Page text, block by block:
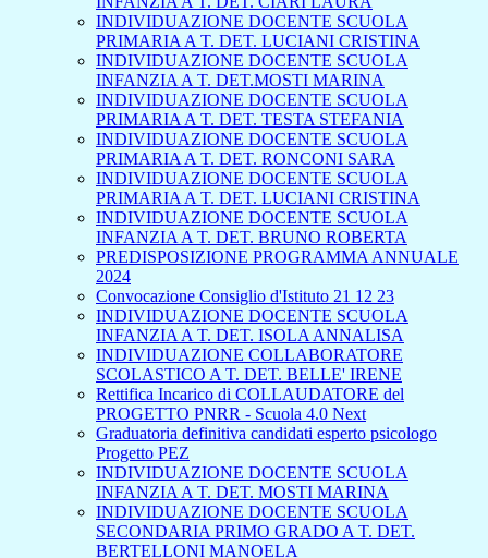
INDIVIDUAZIONE DOCENTE SCUOLA
PRIMARIA A T. DET. LUCIANI CRISTINA
INDIVIDUAZIONE DOCENTE SCUOLA
INFANZIA A T. DET.MOSTI MARINA
INDIVIDUAZIONE DOCENTE SCUOLA
PRIMARIA A T. DET. TESTA STEFANIA
INDIVIDUAZIONE DOCENTE SCUOLA
PRIMARIA A T. DET. RONCONI SARA
INDIVIDUAZIONE DOCENTE SCUOLA
PRIMARIA A T. DET. LUCIANI CRISTINA
INDIVIDUAZIONE DOCENTE SCUOLA
INFANZIA A T. DET. BRUNO ROBERTA
PREDISPOSIZIONE PROGRAMMA ANNUALE
2024
Convocazione Consiglio d'Istituto 21 12 23
INDIVIDUAZIONE DOCENTE SCUOLA
INFANZIA A T. DET. ISOLA ANNALISA
INDIVIDUAZIONE COLLABORATORE
SCOLASTICO A T. DET. BELLE' IRENE
Rettifica Incarico di COLLAUDATORE del
PROGETTO PNRR - Scuola 4.0 Next
Graduatoria definitiva candidati esperto psicologo
Progetto PEZ
INDIVIDUAZIONE DOCENTE SCUOLA
INFANZIA A T. DET. MOSTI MARINA
INDIVIDUAZIONE DOCENTE SCUOLA
SECONDARIA PRIMO GRADO A T. DET.
BERTELLONI MANOELA